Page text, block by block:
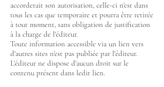
accorderait son autorisation, celle-ci n'est dans
tous les cas que temporaire et pourra être retirée
à tout moment, sans obligation de justification
à la charge de l'éditeur.
Toute information accessible via un lien vers
d'autres sites n'est pas publiée par l'éditeur.
L'éditeur ne dispose d'aucun droit sur le
contenu présent dans ledit lien.